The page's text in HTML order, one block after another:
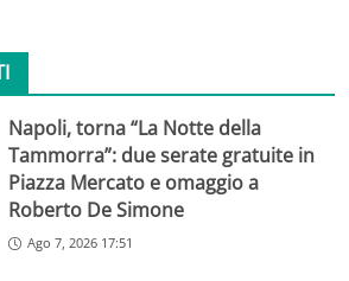
Napoli, torna “La Notte della
Tammorra”: due serate gratuite in
Piazza Mercato e omaggio a
Roberto De Simone
Ago 7, 2026 17:51